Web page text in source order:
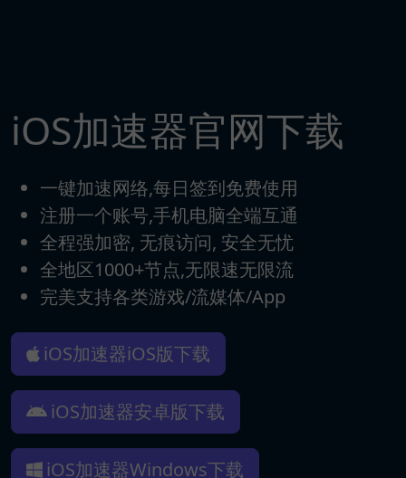
iOS加速器官网下载
一键加速网络,每日签到免费使用
注册一个账号,手机电脑全端互通
全程强加密, 无痕访问, 安全无忧
全地区1000+节点,无限速无限流
完美支持各类游戏/流媒体/App
iOS加速器iOS版下载
iOS加速器安卓版下载
iOS加速器Windows下载